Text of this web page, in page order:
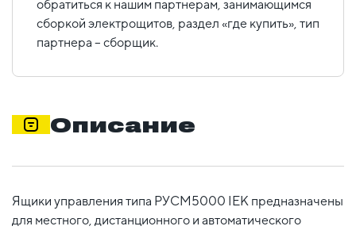
обратиться к нашим партнерам, занимающимся
сборкой электрощитов, раздел «где купить», тип
партнера – сборщик.
Описание
Ящики управления типа РУСМ5000 IEK предназначены
для местного, дистанционного и автоматического